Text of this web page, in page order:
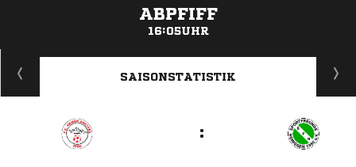
ABPFIFF
16:05UHR
ANZEIGE
SAISONSTATISTIK
: